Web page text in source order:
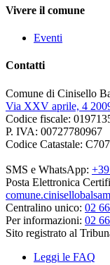
Vivere il comune
Eventi
Contatti
Comune di Cinisello
Via XXV aprile, 4
Codice fiscale:
P. IVA: 00727780967
Codice Catastale: C707
SMS e WhatsApp:
Posta Elettronica
Centralino unico: 02
Per informazioni: 02
Sito registrato al
Leggi le FAQ